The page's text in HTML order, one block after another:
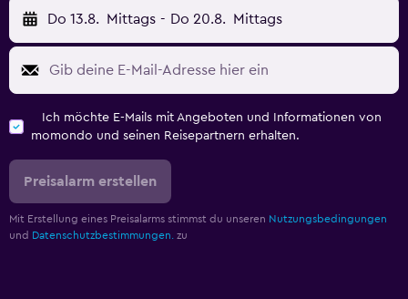
Do 13.8. Mittags - Do 20.8. Mittags
Ich möchte E-Mails mit Angeboten und Informationen von
momondo und seinen Reisepartnern erhalten.
Preisalarm erstellen
Mit Erstellung eines Preisalarms stimmst du unseren Nutzungsbedingungen
und Datenschutzbestimmungen. zu